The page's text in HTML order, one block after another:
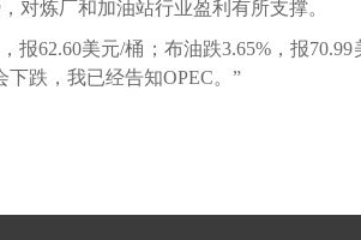
炼厂和加油站行业盈利有所支撑。
62.60美元/桶；布油跌3.65%，报70.99
跌，我已经告知OPEC。”